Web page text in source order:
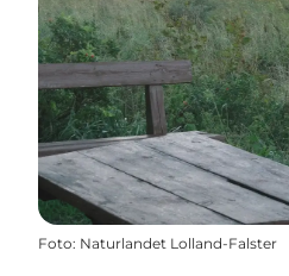
Foto: Naturlandet Lolland-Falster